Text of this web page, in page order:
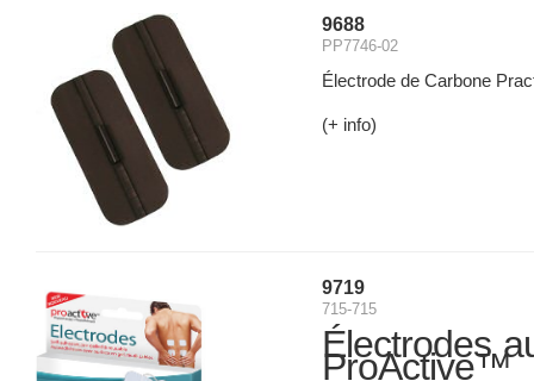
9688
PP7746-02
Électrode de Carbone
(+ info)
9719
715-715
Électrodes
ProActive™